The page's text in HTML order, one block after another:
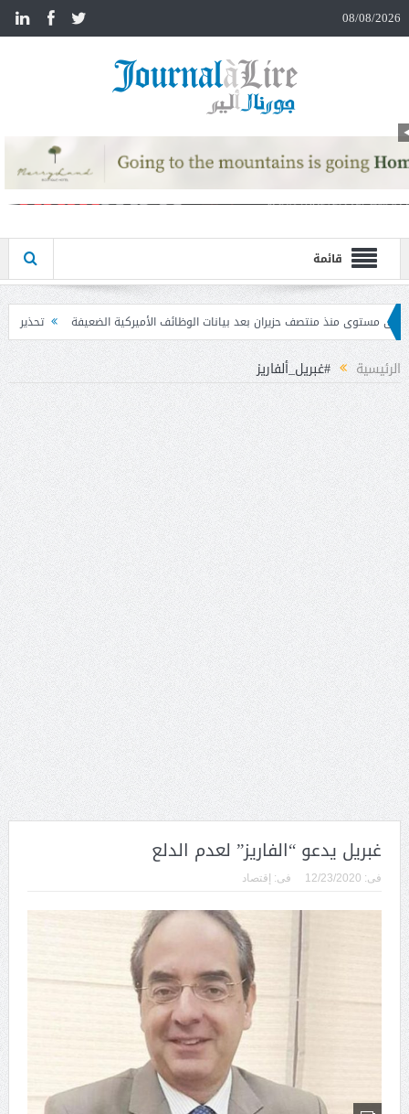
08/08/2026
قائمة
بيانات الوظائف الأميركية الضعيفة تحذير المواطنين من مشاركة رمز الـ OTP
الرئيسية #غبريل_ألفاريز
غبريل يدعو “الفاريز” لعدم الدلع
فى: 12/23/2020 فى: إقتصاد